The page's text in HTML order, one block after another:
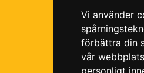
Vi använder
förbättra din
vår
personligt